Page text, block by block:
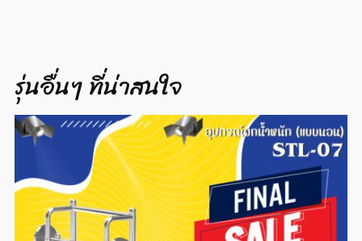
รุ่นอื่นๆ ที่น่าสนใจ